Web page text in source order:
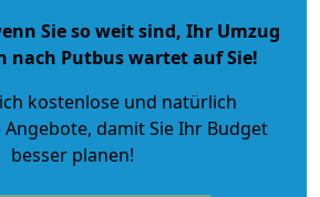
Sie so weit sind, Ihr Umzug
nach Putbus wartet auf Sie!
kostenlose und natürlich
, damit Sie Ihr Budget
besser planen!